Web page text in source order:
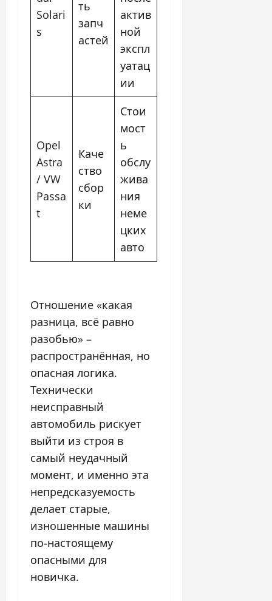
Solari
s
ть
запч
астей
актив
ной
экспл
уатац
ии
Opel
Astra
/ VW
Passa
t
Каче
ство
сбор
ки
Стои
мост
ь
обслу
жива
ния
неме
цких
авто
Отношение «какая
разница, всё равно
разобью» –
распространённая, но
опасная логика.
Технически
неисправный
автомобиль рискует
выйти из строя в
самый неудачный
момент, и именно эта
непредсказуемость
делает старые,
изношенные машины
по-настоящему
опасными для
новичка.